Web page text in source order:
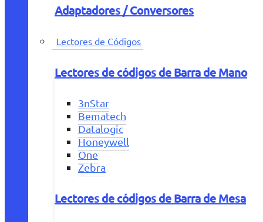
Adaptadores / Conversores
Lectores de Códigos
Lectores de códigos de Barra de Mano
3nStar
Bematech
Datalogic
Honeywell
One
Zebra
Lectores de códigos de Barra de Mesa